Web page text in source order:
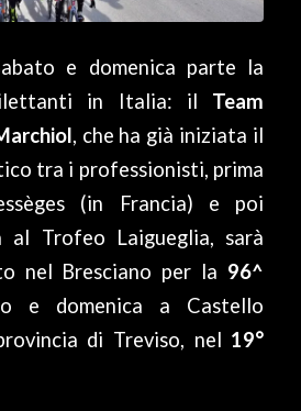
e domenica parte la
in Italia: il Team
, che ha già iniziata il
tra i professionisti, prima
(in Francia) e poi
al Trofeo Laigueglia, sarà
nel Bresciano per la 96^
o e domenica a Castello
di Treviso, nel 19°